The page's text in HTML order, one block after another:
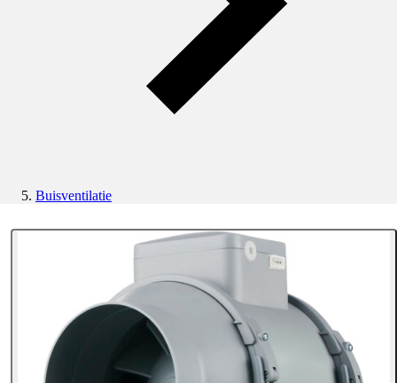
Buisventilatie